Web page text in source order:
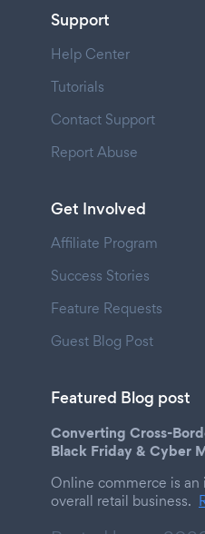
Support
Help Center
Tutorials
Contact Support
Report Abuse
Get Involved
Affiliate Program
Success Stories
Feature Requests
Guest Blog Post
Featured Blog post
Converting Cross-
Black Friday & Cyber
Online commerce is
overall retail business.